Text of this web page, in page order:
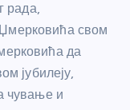
рада,
свом
да
јубилеју,
чување и